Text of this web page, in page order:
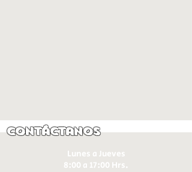
Contáctanos
Lunes a Jueves
8:00 a 17:00 Hrs.